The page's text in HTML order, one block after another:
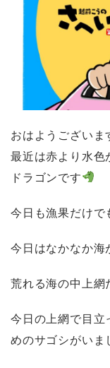
よくある質問
お問い合わせ
よくある質問
お問い合わせ
おはようございま
最近は赤より水色
ドラゴンです
今日も漁果だけで
今日はなかなか海
荒れる海の中上網
今日の上網で目立
めのサゴシがいま